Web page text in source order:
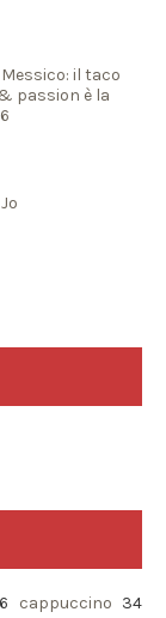
il taco
passion è la
cappuccino 34